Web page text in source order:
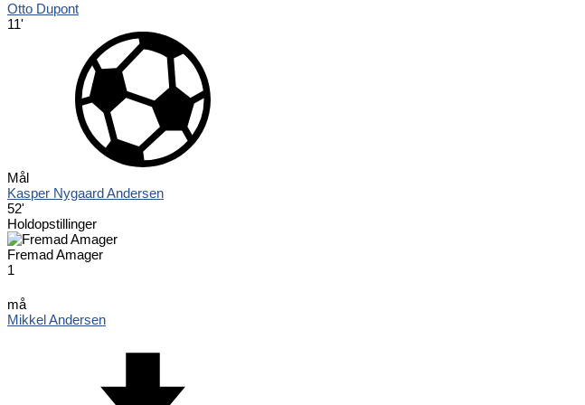
Otto Dupont
11'
Mål
Kasper Nygaard Andersen
52'
Holdopstillinger
Fremad Amager
1
må
Mikkel Andersen